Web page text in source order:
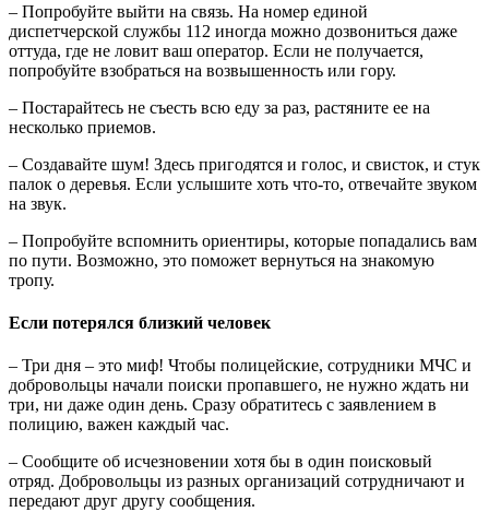
– Попробуйте выйти на связь. На номер единой
диспетчерской службы 112 иногда можно дозвониться даже
оттуда, где не ловит ваш оператор. Если не получается,
попробуйте взобраться на возвышенность или гору.
– Постарайтесь не съесть всю еду за раз, растяните ее на
несколько приемов.
– Создавайте шум! Здесь пригодятся и голос, и свисток, и стук
палок о деревья. Если услышите хоть что-то, отвечайте звуком
на звук.
– Попробуйте вспомнить ориентиры, которые попадались вам
по пути. Возможно, это поможет вернуться на знакомую
тропу.
Если потерялся близкий человек
– Три дня – это миф! Чтобы полицейские, сотрудники МЧС и
добровольцы начали поиски пропавшего, не нужно ждать ни
три, ни даже один день. Сразу обратитесь с заявлением в
полицию, важен каждый час.
– Сообщите об исчезновении хотя бы в один поисковый
отряд. Добровольцы из разных организаций сотрудничают и
передают друг другу сообщения.